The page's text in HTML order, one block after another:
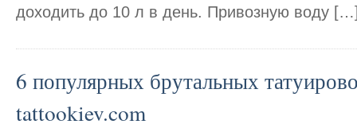
доходить до 10 л в день. Привозную воду
6 популярных брутальных
tattookiev.com